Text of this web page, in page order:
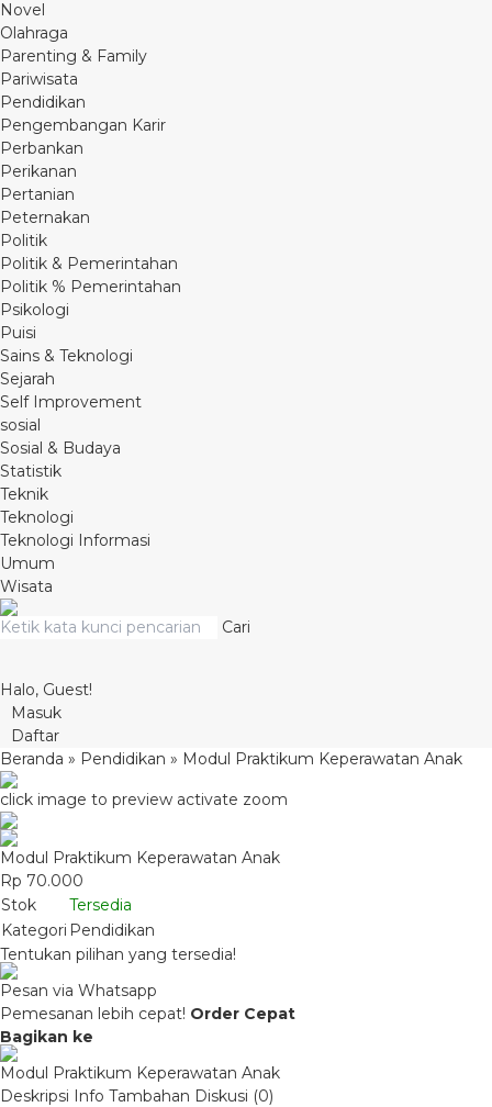
Novel
Olahraga
Parenting & Family
Pariwisata
Pendidikan
Pengembangan Karir
Perbankan
Perikanan
Pertanian
Peternakan
Politik
Politik & Pemerintahan
Politik % Pemerintahan
Psikologi
Puisi
Sains & Teknologi
Sejarah
Self Improvement
sosial
Sosial & Budaya
Statistik
Teknik
Teknologi
Teknologi Informasi
Umum
Wisata
Cari
Halo, Guest!
Masuk
Daftar
Beranda » Pendidikan » Modul Praktikum Keperawatan Anak
click image to preview activate zoom
Modul Praktikum Keperawatan Anak
Rp 70.000
Stok
Tersedia
Kategori Pendidikan
Tentukan pilihan yang tersedia!
Pesan via Whatsapp
Pemesanan lebih cepat! Order Cepat
Bagikan ke
Modul Praktikum Keperawatan Anak
Deskripsi Info Tambahan Diskusi (0)